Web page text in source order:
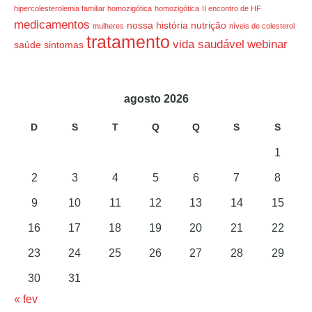
hipercolesterolemia familiar homozigótica homozigótica II encontro de HF
medicamentos mulheres nossa história nutrição níveis de colesterol
saúde sintomas tratamento vida saudável webinar
agosto 2026
D S T Q Q S S
1
2 3 4 5 6 7 8
9 10 11 12 13 14 15
16 17 18 19 20 21 22
23 24 25 26 27 28 29
30
31
« fev